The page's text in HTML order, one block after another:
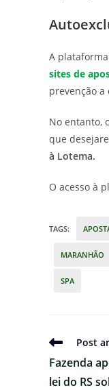
A
sites de
prevenção
No entanto,
que
à Lotema.
O acesso à
TAGS:
MARANHÃO
SPA
Ler
artigos
Post
Fazenda
lei do RS